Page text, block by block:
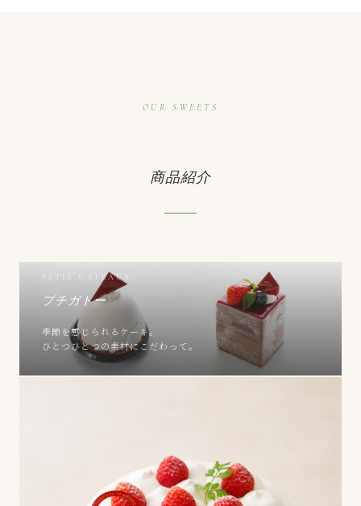
OUR SWEETS
商品紹介
PETIT GATEAUX
プチガトー
季節を感じられるケーキ。
ひとつひとつの素材にこだわって。